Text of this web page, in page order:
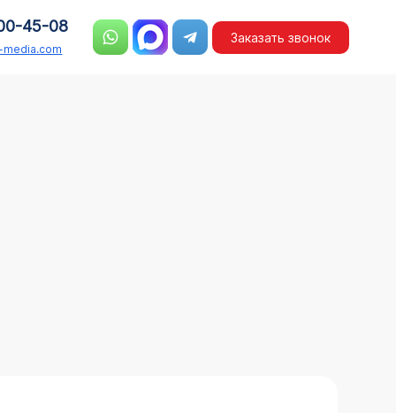
45-08
Заказать звонок